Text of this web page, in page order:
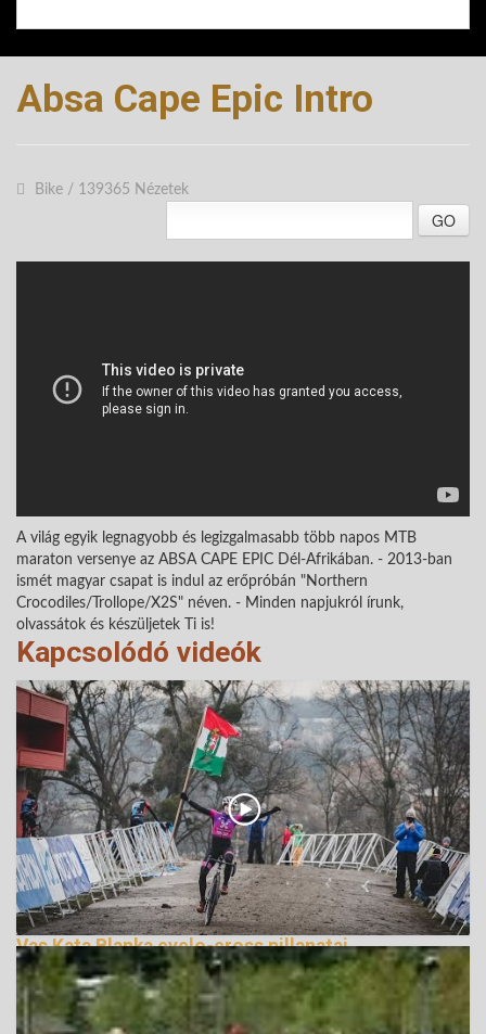
Absa Cape Epic Intro
Bike / 139365 Nézetek
GO
A világ egyik legnagyobb és legizgalmasabb több napos MTB
maraton versenye az ABSA CAPE EPIC Dél-Afrikában. - 2013-ban
ismét magyar csapat is indul az erőpróbán "Northern
Crocodiles/Trollope/X2S" néven. - Minden napjukról írunk,
olvassátok és készüljetek Ti is!
Kapcsolódó videók
Vas Kata Blanka cyclo-cross pillanatai
276089 Nézetek